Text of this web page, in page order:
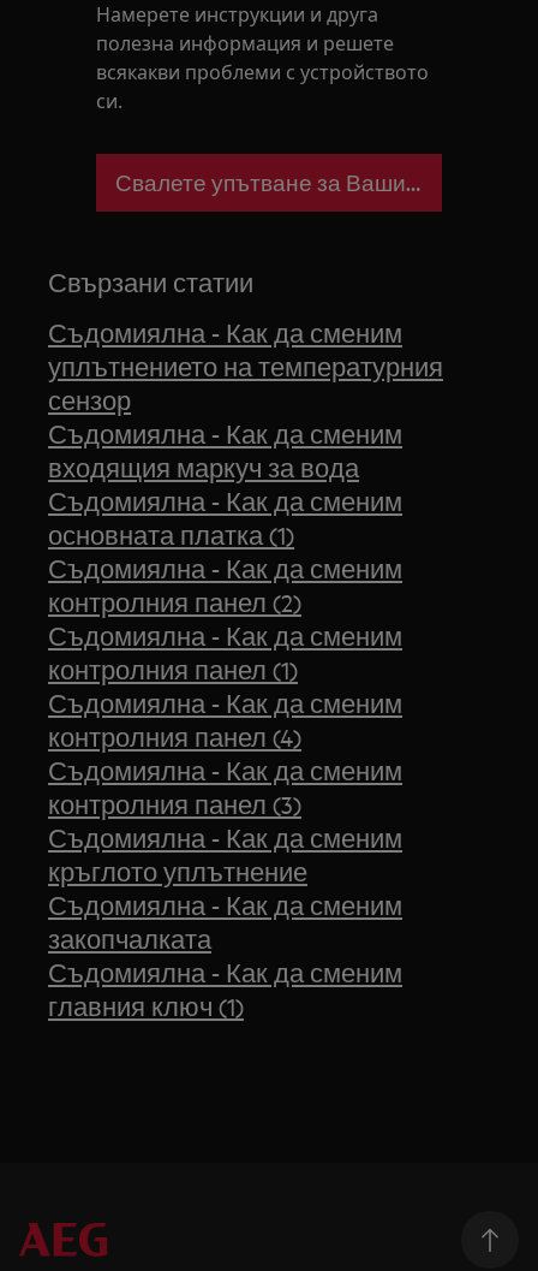
Намерете инструкции и друга
полезна информация и решете
всякакви проблеми с устройството
си.
Свалете упътване за Вашия уред
Свързани статии
Съдомиялна - Как да сменим
уплътнението на температурния
сензор
Съдомиялна - Как да сменим
входящия маркуч за вода
Съдомиялна - Как да сменим
основната платка (1)
Съдомиялна - Как да сменим
контролния панел (2)
Съдомиялна - Как да сменим
контролния панел (1)
Съдомиялна - Как да сменим
контролния панел (4)
Съдомиялна - Как да сменим
контролния панел (3)
Съдомиялна - Как да сменим
кръглото уплътнение
Съдомиялна - Как да сменим
закопчалката
Съдомиялна - Как да сменим
главния ключ (1)